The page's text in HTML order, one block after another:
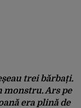
trei bărbați.
monstru. Ars pe
era plină de